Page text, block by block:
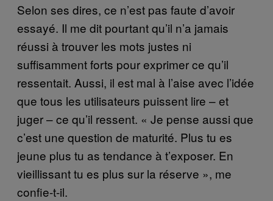
Selon ses dires, ce n’est pas faute d’avoir
essayé. Il me dit pourtant qu’il n’a jamais
réussi à trouver les mots justes ni
suffisamment forts pour exprimer ce qu’il
ressentait. Aussi, il est mal à l’aise avec l’idée
que tous les utilisateurs puissent lire – et
juger – ce qu’il ressent. « Je pense aussi que
c’est une question de maturité. Plus tu es
jeune plus tu as tendance à t’exposer. En
vieillissant tu es plus sur la réserve », me
confie-t-il.